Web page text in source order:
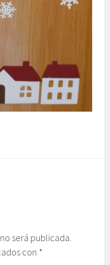
será publicada.
con *